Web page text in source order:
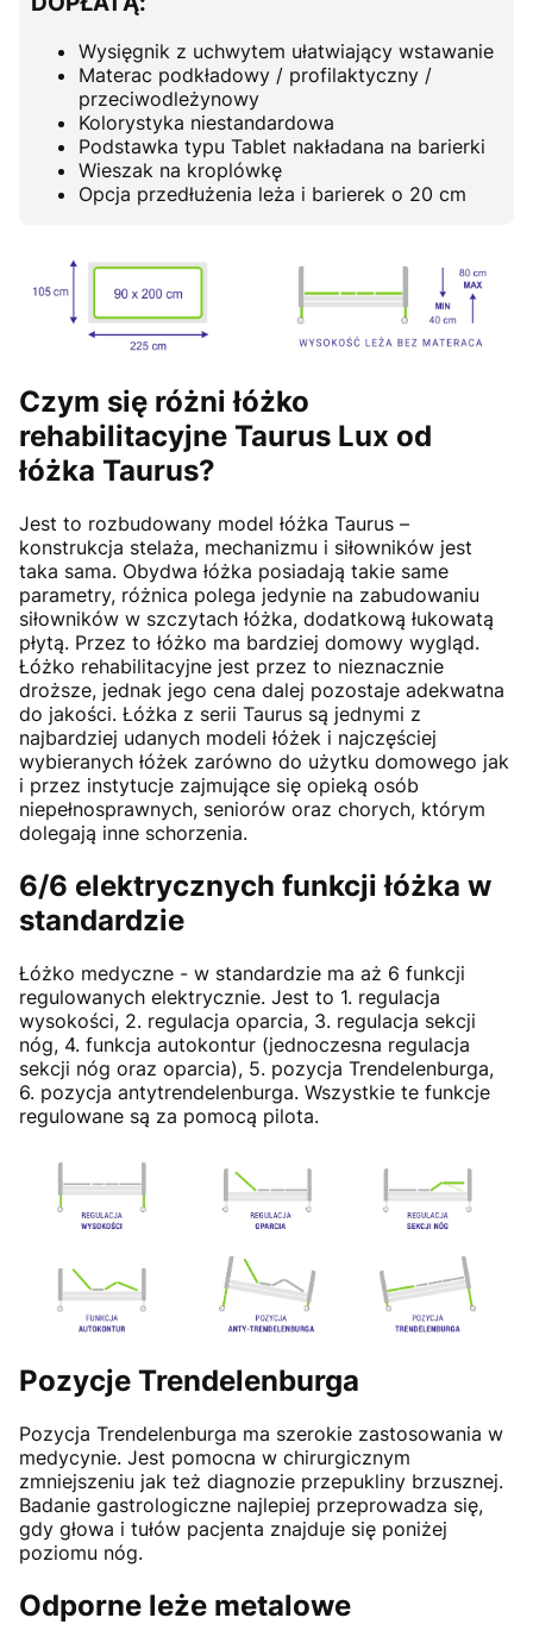
Wysięgnik z uchwytem ułatwiający wstawanie
Materac podkładowy / profilaktyczny /
przeciwodleżynowy
Kolorystyka niestandardowa
Podstawka typu Tablet nakładana na barierki
Wieszak na kroplówkę
Opcja przedłużenia leża i barierek o 20 cm
Czym się różni łóżko
rehabilitacyjne Taurus Lux od
łóżka Taurus?
Jest to rozbudowany model łóżka Taurus –
konstrukcja stelaża, mechanizmu i siłowników jest
taka sama. Obydwa łóżka posiadają takie same
parametry, różnica polega jedynie na zabudowaniu
siłowników w szczytach łóżka, dodatkową łukowatą
płytą. Przez to łóżko ma bardziej domowy wygląd.
Łóżko rehabilitacyjne jest przez to nieznacznie
droższe, jednak jego cena dalej pozostaje adekwatna
do jakości. Łóżka z serii Taurus są jednymi z
najbardziej udanych modeli łóżek i najczęściej
wybieranych łóżek zarówno do użytku domowego jak
i przez instytucje zajmujące się opieką osób
niepełnosprawnych, seniorów oraz chorych, którym
dolegają inne schorzenia.
6/6 elektrycznych funkcji łóżka w
standardzie
Łóżko medyczne - w standardzie ma aż 6 funkcji
regulowanych elektrycznie. Jest to 1. regulacja
wysokości, 2. regulacja oparcia, 3. regulacja sekcji
nóg, 4. funkcja autokontur (jednoczesna regulacja
sekcji nóg oraz oparcia), 5. pozycja Trendelenburga,
6. pozycja antytrendelenburga. Wszystkie te funkcje
regulowane są za pomocą pilota.
Pozycje Trendelenburga
Pozycja Trendelenburga ma szerokie zastosowania w
medycynie. Jest pomocna w chirurgicznym
zmniejszeniu jak też diagnozie przepukliny brzusznej.
Badanie gastrologiczne najlepiej przeprowadza się,
gdy głowa i tułów pacjenta znajduje się poniżej
poziomu nóg.
Odporne leże metalowe